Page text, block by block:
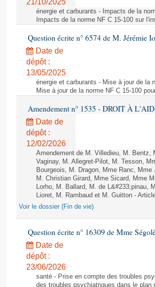
21/10/2025
énergie et carburants - Impacts de la
Impacts de la norme NF C 15-100 sur
Question écrite n° 6574 de M. Jérémie
Date de
dépôt :
13/05/2025
énergie et carburants - Mise à jour de la
Mise à jour de la norme NF C 15-100
Amendement n° 1535 - DROIT À
Date de
dépôt :
12/02/2026
Amendement de M. Villedieu, M. Bentz,
Vaginay, M. Allegret-Pilot, M. Tesson,
Bourgeois, M. Dragon, Mme Ranc,
M. Christian Girard, Mme Sicard, Mme
Lorho, M. Ballard, M. de L&#233;pinau,
Lioret, M. Rambaud et M. Guitton -
Voir le dossier (Fin de vie)
Question écrite n° 16309 de Mme
Date de
dépôt :
23/06/2026
santé - Prise en compte des troubles
des troubles psychiatriques dans le plan